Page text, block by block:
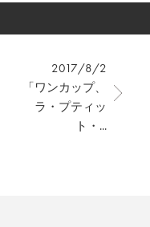
2017/8/2
「ワンカップ、
ラ・プティッ
ト・...